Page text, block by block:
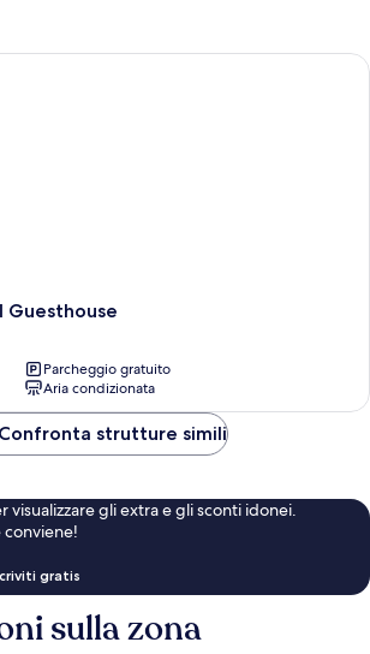
Guesthouse
Parcheggio gratuito
Aria condizionata
Confronta strutture simili
visualizzare gli extra e gli sconti idonei.
conviene!
gratis
sulla zona